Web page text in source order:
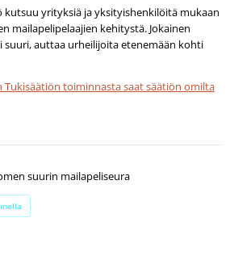
kutsuu yrityksiä ja yksityishenkilöitä mukaan
mailapelipelaajien kehitystä. Jokainen
suuri, auttaa urheilijoita etenemään kohti
Tukisäätiön toiminnasta saat säätiön omilta
suurin mailapeliseura